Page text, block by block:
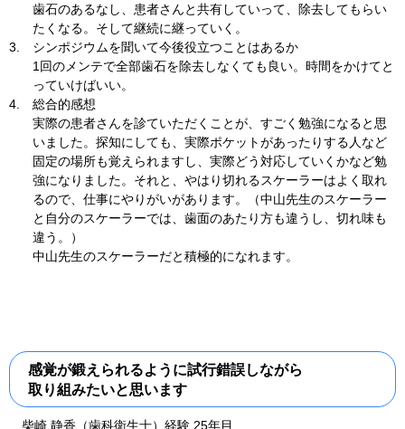
歯石のあるなし、患者さんと共有していって、除去してもらい
たくなる。そして継続に継っていく。
3. シンポジウムを聞いて今後役立つことはあるか
1回のメンテで全部歯石を除去しなくても良い。時間をかけてと
っていけばいい。
4. 総合的感想
実際の患者さんを診ていただくことが、すごく勉強になると思
いました。探知にしても、実際ポケットがあったりする人など
固定の場所も覚えられますし、実際どう対応していくかなど勉
強になりました。それと、やはり切れるスケーラーはよく取れ
るので、仕事にやりがいがあります。（中山先生のスケーラー
と自分のスケーラーでは、歯面のあたり方も違うし、切れ味も
違う。）
中山先生のスケーラーだと積極的になれます。
感覚が鍛えられるように試行錯誤しながら
取り組みたいと思います
柴崎 静香（歯科衛生士）経験 25年目